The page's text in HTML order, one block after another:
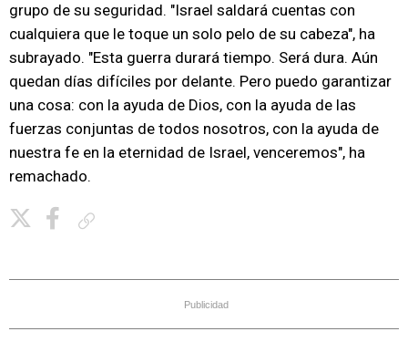
grupo de su seguridad. "Israel saldará cuentas con
cualquiera que le toque un solo pelo de su cabeza", ha
subrayado. "Esta guerra durará tiempo. Será dura. Aún
quedan días difíciles por delante. Pero puedo garantizar
una cosa: con la ayuda de Dios, con la ayuda de las
fuerzas conjuntas de todos nosotros, con la ayuda de
nuestra fe en la eternidad de Israel, venceremos", ha
remachado.
Publicidad